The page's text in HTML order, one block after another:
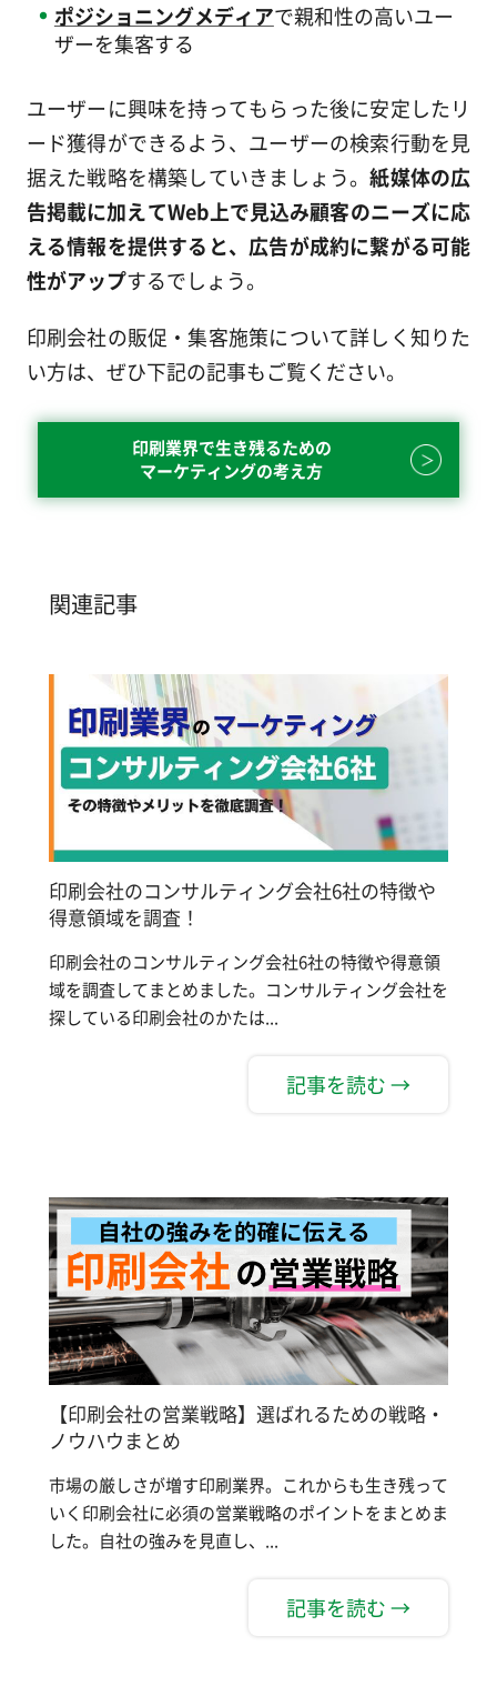
ポジショニングメディアで親和性の高いユー
ザーを集客する
ユーザーに興味を持ってもらった後に安定したリ
ード獲得ができるよう、ユーザーの検索行動を見
据えた戦略を構築していきましょう。紙媒体の広
告掲載に加えてWeb上で見込み顧客のニーズに応
える情報を提供すると、広告が成約に繋がる可能
性がアップするでしょう。
印刷会社の販促・集客施策について詳しく知りた
い方は、ぜひ下記の記事もご覧ください。
印刷業界で生き残るための
マーケティングの考え方
関連記事
印刷会社のコンサルティング会社6社の特徴や
得意領域を調査！
印刷会社のコンサルティング会社6社の特徴や得意領
域を調査してまとめました。コンサルティング会社を
探している印刷会社のかたは...
記事を読む →
【印刷会社の営業戦略】選ばれるための戦略・
ノウハウまとめ
市場の厳しさが増す印刷業界。これからも生き残って
いく印刷会社に必須の営業戦略のポイントをまとめま
した。自社の強みを見直し、...
記事を読む →